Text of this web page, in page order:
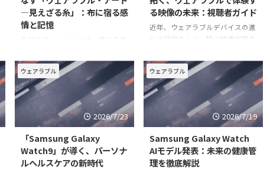
―見えざる糸」：布に宿る感
情と記憶
今日のファッションは、単なる衣
ィや物語を表現する強力な媒体へ
と進化しています。特に近年、
「ウェアラブル・アート」という
概念が注目を集め、伝統的な美術
とファッションの境界を曖昧にす
る新たな表現形式として、多くの
ク
る映像の未来：視聴者ガイド
近年、ウェアラブルデバイスの進
化は目覚ましく、特に映像視聴の
ます。その最たる例が、Apple
Vision Pro向けに提供される
「Apple Immersive Video」です。
これは単なる高画質な映像コン
ウェアラブル
2026/7/23
「Samsung Galaxy
Watch9」が導く、パーソナ
ルヘルスケアの新時代
ウェアラブル
2026/7/19
Samsung Galaxy Watch
AIモデル発表：未来の健康管
理を徹底解説